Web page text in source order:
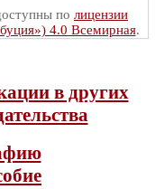
по лицензии
4.0 Всемирная.
в других